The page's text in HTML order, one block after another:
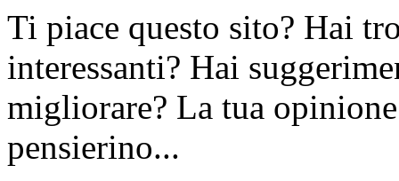
Ti piace questo sito? Hai
interessanti? Hai
migliorare? La tua
pensierino...